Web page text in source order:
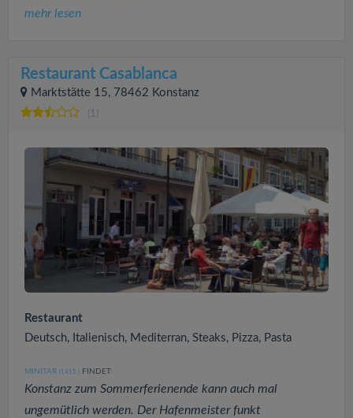
mehr lesen
Restaurant Casablanca
Marktstätte 15, 78462 Konstanz
Restaurant
Deutsch, Italienisch, Mediterran, Steaks, Pizza, Pasta
MINITAR (1415 ) FINDET:
Konstanz zum Sommerferienende kann auch mal
ungemütlich werden. Der Hafenmeister funkt